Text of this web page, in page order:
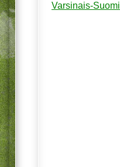
Varsinais-Suomi